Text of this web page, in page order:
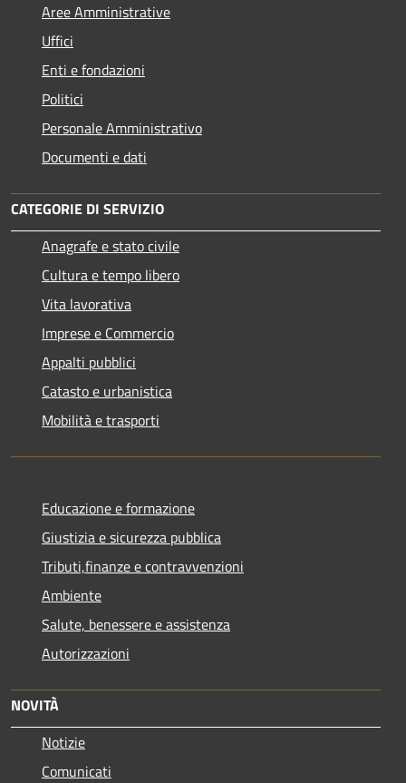
Aree Amministrative
Uffici
Enti e fondazioni
Politici
Personale Amministrativo
Documenti e dati
CATEGORIE DI SERVIZIO
Anagrafe e stato civile
Cultura e tempo libero
Vita lavorativa
Imprese e Commercio
Appalti pubblici
Catasto e urbanistica
Mobilità e trasporti
Educazione e formazione
Giustizia e sicurezza pubblica
Tributi,finanze e contravvenzioni
Ambiente
Salute, benessere e assistenza
Autorizzazioni
NOVITÀ
Notizie
Comunicati